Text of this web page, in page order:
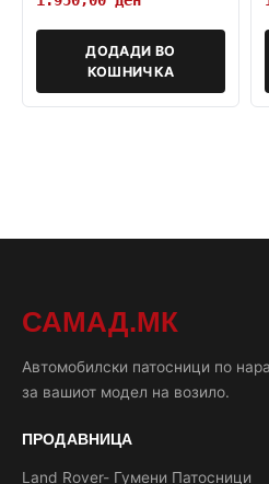
ДОДАДИ ВО
КОШНИЧКА
САМАД.МК
Автомобилски патосници по
за вашиот модел на возило.
ПРОДАВНИЦА
Land Rover- Гумени Патосници